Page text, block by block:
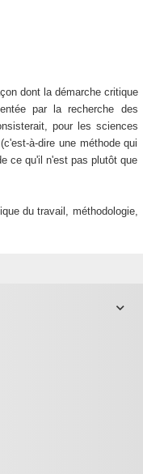
dont la démarche critique
par la recherche des
pour les sciences
à-dire une méthode qui
ce qu'il n'est pas plutôt que
du travail, méthodologie,